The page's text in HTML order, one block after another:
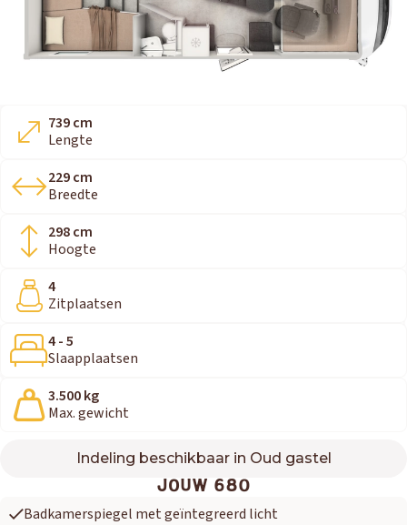
739 cm
Lengte
229 cm
Breedte
298 cm
Hoogte
4
Zitplaatsen
4 - 5
Slaapplaatsen
3.500 kg
Max. gewicht
Indeling beschikbaar in Oud gastel
680
JOUW 680
Badkamerspiegel met geïntegreerd licht